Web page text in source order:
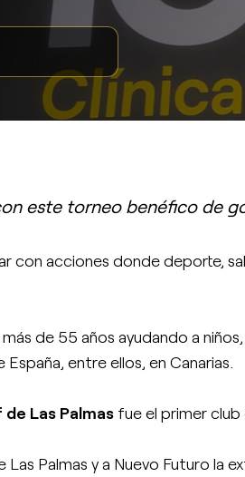
este torneo benéfico de
con acciones donde deporte,
más de 55 años ayudando a
entre ellos, en Canarias.
Las Palmas fue el primer club
Palmas y a Nuevo Futuro la